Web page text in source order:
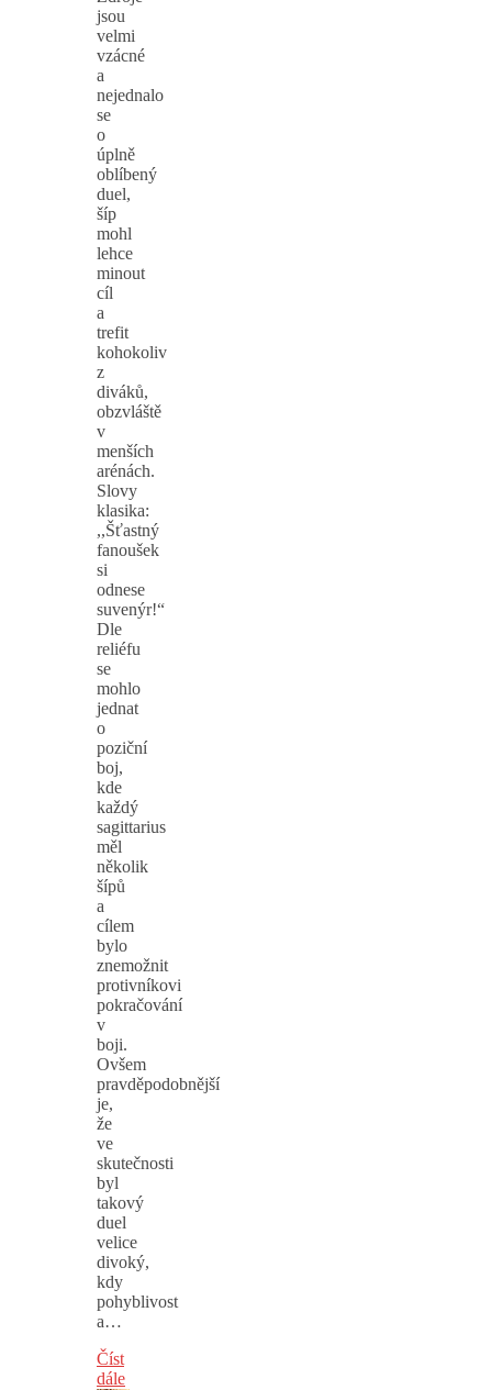
jsou
velmi
vzácné
a
nejednalo
se
o
úplně
oblíbený
duel,
šíp
mohl
lehce
minout
cíl
a
trefit
kohokoliv
z
diváků,
obzvláště
v
menších
arénách.
Slovy
klasika:
,,Šťastný
fanoušek
si
odnese
suvenýr!“
Dle
reliéfu
se
mohlo
jednat
o
poziční
boj,
kde
každý
sagittarius
měl
několik
šípů
a
cílem
bylo
znemožnit
protivníkovi
pokračování
v
boji.
Ovšem
pravděpodobnější
je,
že
ve
skutečnosti
byl
takový
duel
velice
divoký,
kdy
pohyblivost
a…
Číst
dále